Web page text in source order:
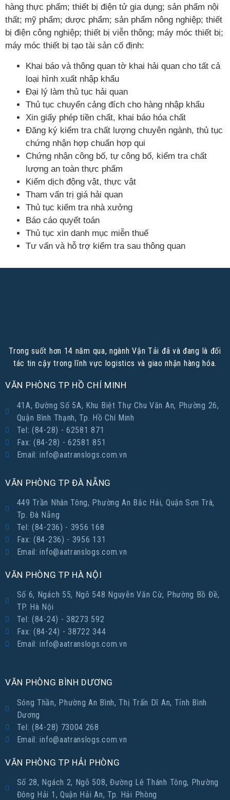
hàng thực phẩm; thiết bị điện tử gia dụng; sản phẩm nội
thất; mỹ phẩm; dược phẩm; sản phẩm nông nghiệp; thiết
bị điện công nghiệp; thiết bị viễn thông; máy móc thiết bị;
máy móc thiết bị tạo tài sản cố định:
Khai báo và thông quan tờ khai hải quan cho tất cả
loại hình xuất nhập khẩu
Đại lý làm thủ tục hải quan
Thủ tục chuyển cảng đích cho hàng nhập khẩu
Xin giấy phép tiền chất, khai báo hóa chất
Đăng ký kiểm tra chất lượng chuyên ngành, thủ tục
chứng nhận hợp chuẩn hợp qui
Chứng nhận công bố, tự công bố, kiểm tra chất
lượng an toàn thực phẩm
Kiểm dịch động vật, thực vật
Tham vấn trị giá hải quan
Thủ tục kiểm tra nhà xưởng
Báo cáo quyết toán
Thủ tục xin danh mục miễn thuế
Tư vấn và hỗ trợ kiểm tra sau thông quan
Trong suốt hơn 14 năm qua, ngành Vận Tải đã và đang là đối
tác tin cậy trong lĩnh vực logistics và giao nhận hàng hóa.
VĂN PHÒNG TP HỒ CHÍ MINH
41A, Đường Số 5A, Khu Biệt Thự Chu Văn An, Phường 26,
Quận Bình Thạnh, Tp. Hồ Chí Minh
Tel: (84-28) - 62581 871
Fax: (84-28) - 62581 851
Email: info@aatranslogs.com.vn
VĂN PHÒNG TP ĐÀ NẴNG
449 Trần Nhân Tông, Phường An Bắc Hải, Quận Sơn Trà,
Tp. Đà Nẵng
Tel: (84-236) - 3956 168
Fax: (84-236) - 3956 131
Email: info@aatranslogs.com.vn
VĂN PHÒNG TP HÀ NỘI
Số 6, Ngách 55, Ngõ 548 Nguyễn Văn Cừ, Phường Bồ Đề,
TP. Hà Nội
Tel: (84-24) - 38273 592
Fax: (84-24) - 38722 344
Email: info@aatranslogs.com.vn
VĂN PHÒNG BÌNH DƯƠNG
Sóng Thần, Phường An Bình, Thị Trấn Dĩ An, Tỉnh Bình
Dương
Tel: (84-28) 73004 268
Email: info@aatranslogs.com.vn
VĂN PHÒNG TP HẢI PHÒNG
Số 28, Ngách 2, Ngõ 508, Đường Lê Thánh Tông, Phường
Đông Hải 1, Quận Hải An, Tp. Hải Phòng